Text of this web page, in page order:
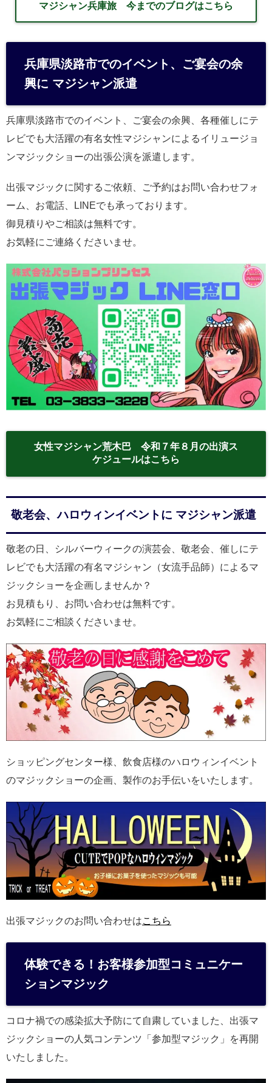
マジシャン兵庫旅 今までのブログはこちら
兵庫県淡路市でのイベント、ご宴会の余
興に マジシャン派遣
兵庫県淡路市でのイベント、ご宴会の余興、各種催しにテ
レビでも大活躍の有名女性マジシャンによるイリュージョ
ンマジックショーの出張公演を派遣します。
出張マジックに関するご依頼、ご予約はお問い合わせフォ
ーム、お電話、LINEでも承っております。
御見積りやご相談は無料です。
お気軽にご連絡くださいませ。
女性マジシャン荒木巴 令和７年８月の出演ス
ケジュールはこちら
敬老会、ハロウィンイベントに マジシャン派遣
敬老の日、シルバーウィークの演芸会、敬老会、催しにテ
レビでも大活躍の有名マジシャン（女流手品師）によるマ
ジックショーを企画しませんか？
お見積もり、お問い合わせは無料です。
お気軽にご相談くださいませ。
ショッピングセンター様、飲食店様のハロウィンイベント
のマジックショーの企画、製作のお手伝いをいたします。
出張マジックのお問い合わせはこちら
体験できる！お客様参加型コミュニケー
ションマジック
コロナ禍での感染拡大予防にて自粛していました、出張マ
ジックショーの人気コンテンツ「参加型マジック」を再開
いたしました。